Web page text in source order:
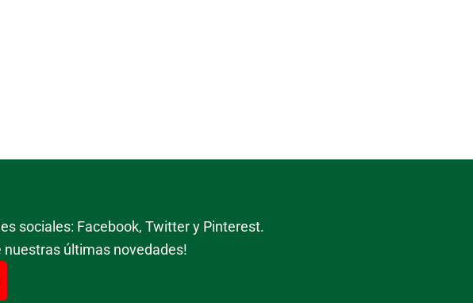
sociales: Facebook, Twitter y Pinterest.
nuestras últimas novedades!